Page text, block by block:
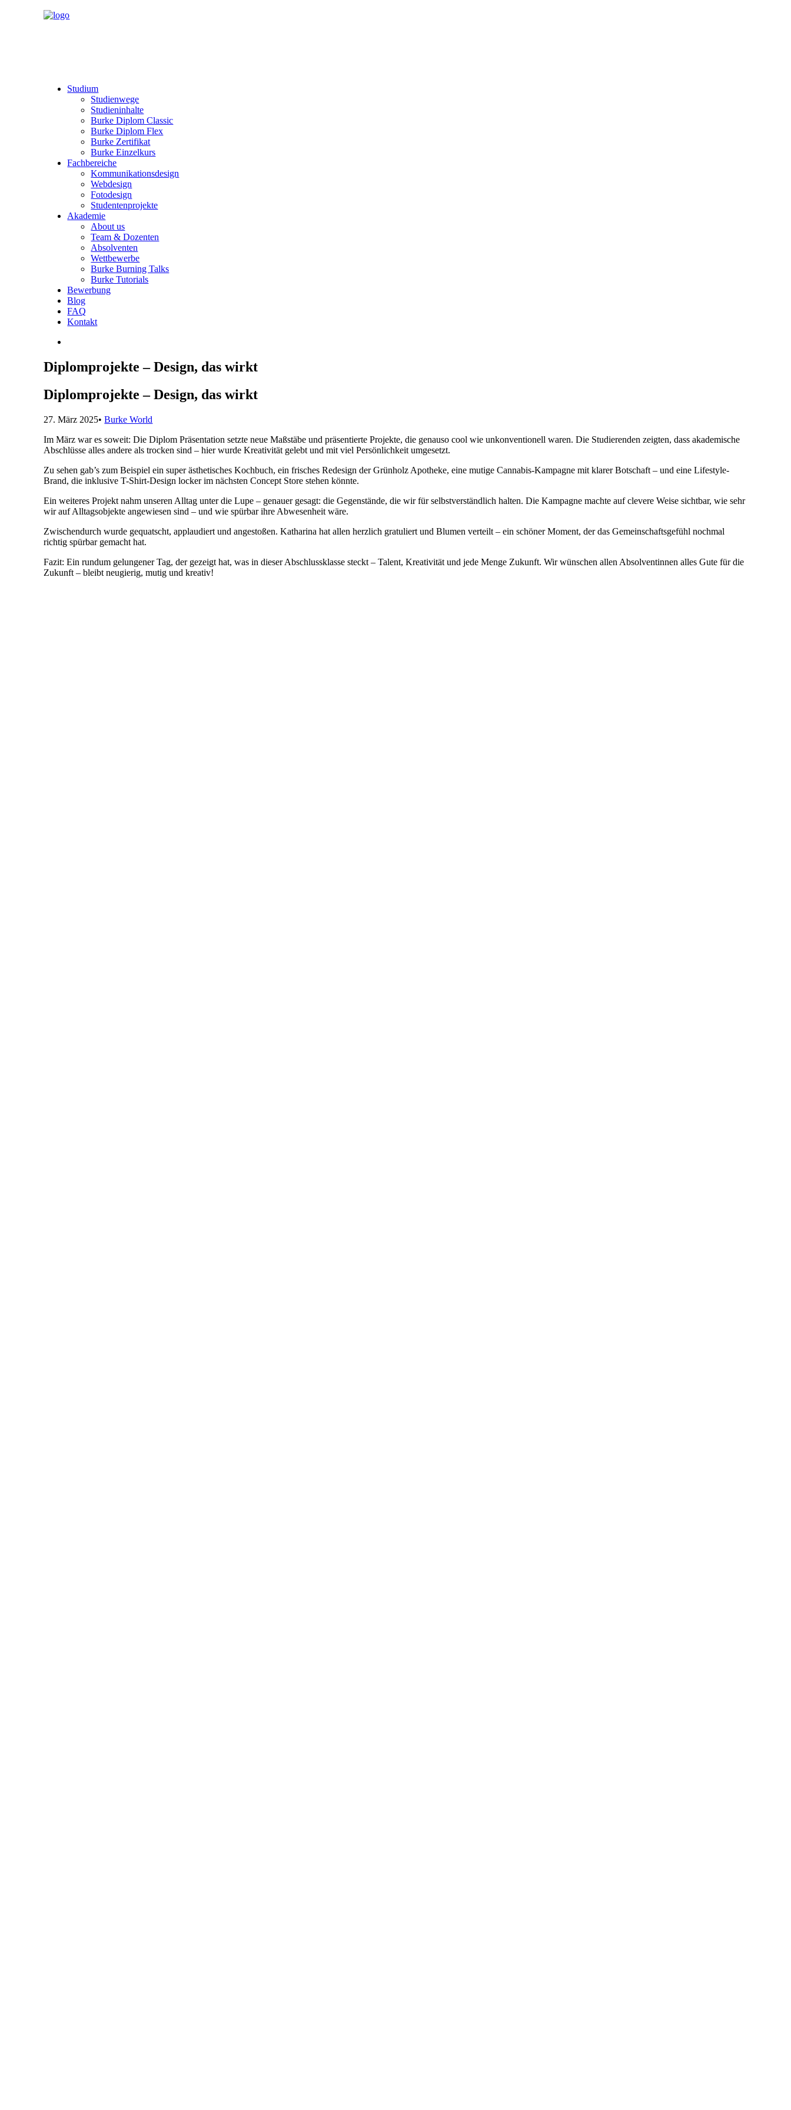
Studium
Studienwege
Studieninhalte
Burke Diplom Classic
Burke Diplom Flex
Burke Zertifikat
Burke Einzelkurs
Fachbereiche
Kommunikationsdesign
Webdesign
Fotodesign
Studentenprojekte
Akademie
About us
Team & Dozenten
Absolventen
Wettbewerbe
Burke Burning Talks
Burke Tutorials
Bewerbung
Blog
FAQ
Kontakt
Diplomprojekte – Design, das wirkt
Diplomprojekte – Design, das wirkt
27. März 2025• Burke World
Im März war es soweit: Die Diplom Präsentation setzte neue Maßstäbe und präsentierte Projekte, die genauso cool wie unkonventionell waren. Die Studierenden zeigten, dass akademische
Abschlüsse alles andere als trocken sind – hier wurde Kreativität gelebt und mit viel Persönlichkeit umgesetzt.
Zu sehen gab’s zum Beispiel ein super ästhetisches Kochbuch, ein frisches Redesign der Grünholz Apotheke, eine mutige Cannabis-Kampagne mit klarer Botschaft – und eine Lifestyle-
Brand, die inklusive T-Shirt-Design locker im nächsten Concept Store stehen könnte.
Ein weiteres Projekt nahm unseren Alltag unter die Lupe – genauer gesagt: die Gegenstände, die wir für selbstverständlich halten. Die Kampagne machte auf clevere Weise sichtbar, wie sehr
wir auf Alltagsobjekte angewiesen sind – und wie spürbar ihre Abwesenheit wäre.
Zwischendurch wurde gequatscht, applaudiert und angestoßen. Katharina hat allen herzlich gratuliert und Blumen verteilt – ein schöner Moment, der das Gemeinschaftsgefühl nochmal
richtig spürbar gemacht hat.
Fazit: Ein rundum gelungener Tag, der gezeigt hat, was in dieser Abschlussklasse steckt – Talent, Kreativität und jede Menge Zukunft. Wir wünschen allen Absolventinnen alles Gute für die
Zukunft – bleibt neugierig, mutig und kreativ!